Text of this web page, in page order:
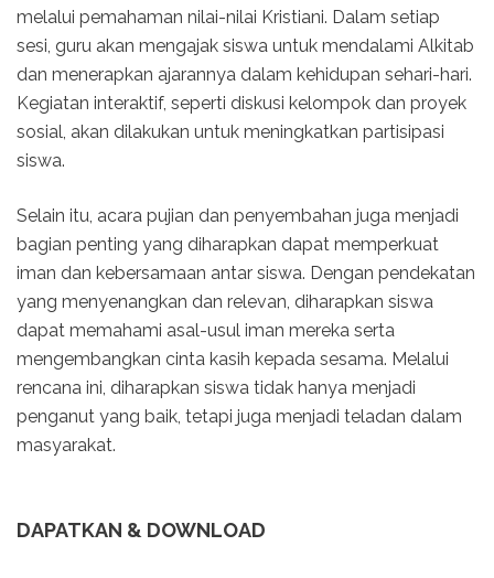
melalui pemahaman nilai-nilai Kristiani. Dalam setiap
sesi, guru akan mengajak siswa untuk mendalami Alkitab
dan menerapkan ajarannya dalam kehidupan sehari-hari.
Kegiatan interaktif, seperti diskusi kelompok dan proyek
sosial, akan dilakukan untuk meningkatkan partisipasi
siswa.
Selain itu, acara pujian dan penyembahan juga menjadi
bagian penting yang diharapkan dapat memperkuat
iman dan kebersamaan antar siswa. Dengan pendekatan
yang menyenangkan dan relevan, diharapkan siswa
dapat memahami asal-usul iman mereka serta
mengembangkan cinta kasih kepada sesama. Melalui
rencana ini, diharapkan siswa tidak hanya menjadi
penganut yang baik, tetapi juga menjadi teladan dalam
masyarakat.
DAPATKAN & DOWNLOAD